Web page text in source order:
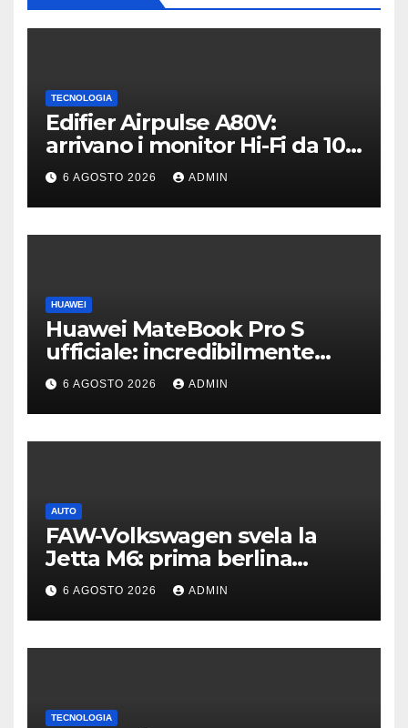
TECNOLOGIA
Edifier Airpulse A80V:
arrivano i monitor Hi-Fi da 100
W con USB Hi-Res
6 AGOSTO 2026 ADMIN
HUAWEI
Huawei MateBook Pro S
ufficiale: incredibilmente
leggero e supersottile
6 AGOSTO 2026 ADMIN
AUTO
FAW-Volkswagen svela la
Jetta M6: prima berlina
elettrica del marchio
6 AGOSTO 2026 ADMIN
TECNOLOGIA